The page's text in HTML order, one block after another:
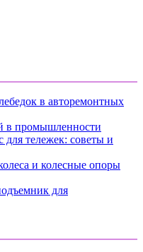
в авторемонтных
в промышленности
тележек: советы и
и колесные опоры
для